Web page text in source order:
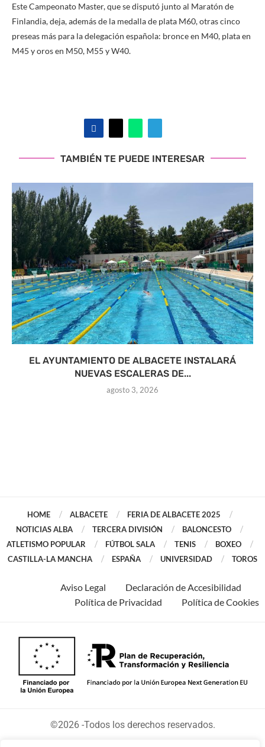
Este Campeonato Master, que se disputó junto al Maratón de
Finlandia, deja, además de la medalla de plata M60, otras cinco
preseas más para la delegación española: bronce en M40, plata en
M45 y oros en M50, M55 y W40.
TAMBIÉN TE PUEDE INTERESAR
EL AYUNTAMIENTO DE ALBACETE INSTALARÁ
NUEVAS ESCALERAS DE...
agosto 3, 2026
HOME ALBACETE
FERIA DE ALBACETE 2025
NOTICIAS ALBA
TERCERA DIVISIÓN
BALONCESTO
ATLETISMO POPULAR
FÚTBOL SALA TENIS
BOXEO
CASTILLA-LA MANCHA
ESPAÑA UNIVERSIDAD TOROS
Aviso Legal
Declaración de Accesibilidad
Política de Privacidad
Política de Cookies
©2026 -Todos los derechos reservados.